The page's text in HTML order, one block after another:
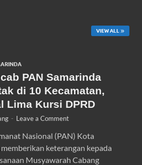
VIEW ALL
PAN Samarinda
di 10 Kecamatan,
Lima Kursi DPRD
- Leave a Comment
Nasional (PAN) Kota
keterangan kepada
Musyawarah Cabang